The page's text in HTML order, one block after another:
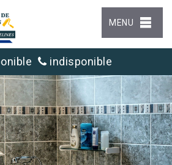
MENU
indisponible